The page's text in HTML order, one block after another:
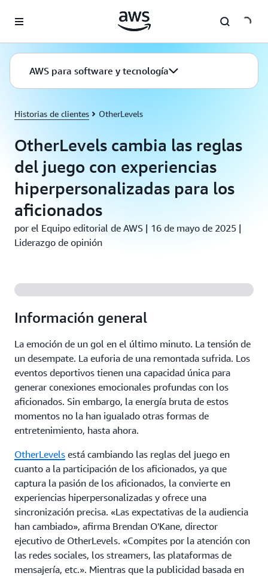
AWS para software y tecnología
Historias de clientes OtherLevels
OtherLevels cambia las reglas
del juego con experiencias
hiperpersonalizadas para los
aficionados
por el Equipo editorial de AWS | 16 de mayo de 2025 |
Liderazgo de opinión
Información general
La emoción de un gol en el último minuto. La tensión de
un desempate. La euforia de una remontada sufrida. Los
eventos deportivos tienen una capacidad única para
generar conexiones emocionales profundas con los
aficionados. Sin embargo, la energía bruta de estos
momentos no la han igualado otras formas de
entretenimiento, hasta ahora.
OtherLevels está cambiando las reglas del juego en
cuanto a la participación de los aficionados, ya que
captura la pasión de los aficionados, la convierte en
experiencias hiperpersonalizadas y ofrece una
sincronización precisa. «Las expectativas de la audiencia
han cambiado», afirma Brendan O'Kane, director
ejecutivo de OtherLevels. «Compites por la atención con
las redes sociales, los streamers, las plataformas de
mensajería, etc.». Mientras que la publicidad basada en